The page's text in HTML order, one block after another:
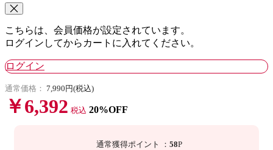
こちらは、会員価格が設定されています。
ログインしてからカートに入れてください。
ログイン
通常価格： 7,990円(税込)
￥6,392 税込 20%OFF
通常獲得ポイント ： 58P